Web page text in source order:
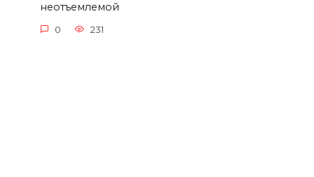
неотъемлемой
0 231